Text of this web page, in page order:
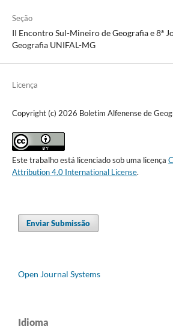
Seção
II Encontro Sul-Mineiro de Geografia e 8ª
Geografia UNIFAL-MG
Licença
Copyright (c) 2026 Boletim Alfenense de
Este trabalho está licenciado sob uma licença
Attribution 4.0 International License.
Enviar Submissão
Open Journal Systems
Idioma